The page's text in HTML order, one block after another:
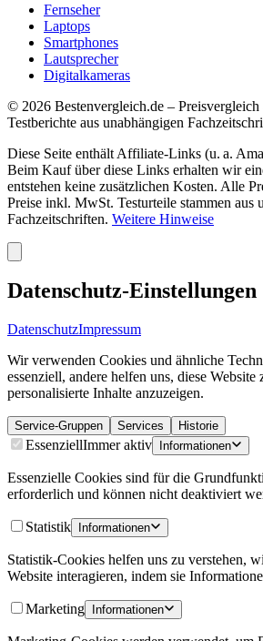
Fernseher
Laptops
Smartphones
Lautsprecher
Digitalkameras
© 2026 Bestenvergleich.de – Preisvergleich
Testberichte aus unabhängigen
Diese Seite enthält Affiliate-Links (u. a.
Beim Kauf über diese Links erhalten wir
entstehen keine zusätzlichen Kosten. Alle
Preise inkl. MwSt. Testurteile stammen aus
Fachzeitschriften. Weitere Hinweise
Datenschutz-Einstellungen
DatenschutzImpressum
Wir verwenden Cookies und ähnliche
essenziell, andere helfen uns, diese Website
personalisierte Inhalte anzuzeigen.
Service-Gruppen Services Historie
EssenziellImmer aktiv Informationen
Essenzielle Cookies sind für die
erforderlich und können nicht deaktiviert
Statistik Informationen
Statistik-Cookies helfen uns zu verstehen,
Website interagieren, indem sie
Marketing Informationen